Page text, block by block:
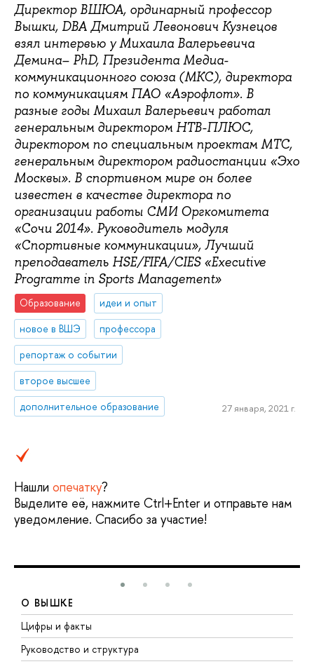
Директор ВШЮА, ординарный профессор
Вышки, DBA Дмитрий Левонович Кузнецов
взял интервью у Михаила Валерьевича
Демина– PhD, Президента Медиа-
коммуникационного союза (МКС), директора
по коммуникациям ПАО «Аэрофлот». В
разные годы Михаил Валерьевич работал
генеральным директором НТВ-ПЛЮС,
директором по специальным проектам МТС,
генеральным директором радиостанции «Эхо
Москвы». В спортивном мире он более
известен в качестве директора по
организации работы СМИ Оргкомитета
«Сочи 2014». Руководитель модуля
«Спортивные коммуникации», Лучший
преподаватель HSE/FIFA/CIES «Executive
Programme in Sports Management»
Образование
идеи и опыт
новое в ВШЭ
профессора
репортаж о событии
второе высшее
дополнительное образование
27 января, 2021 г.
Нашли опечатку?
Выделите её, нажмите Ctrl+Enter и отправьте нам
уведомление. Спасибо за участие!
О ВЫШКЕ
Цифры и факты
Руководство и структура